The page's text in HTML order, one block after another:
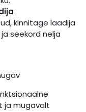
kinnitage laadija
seekord nelja
ja mugavalt